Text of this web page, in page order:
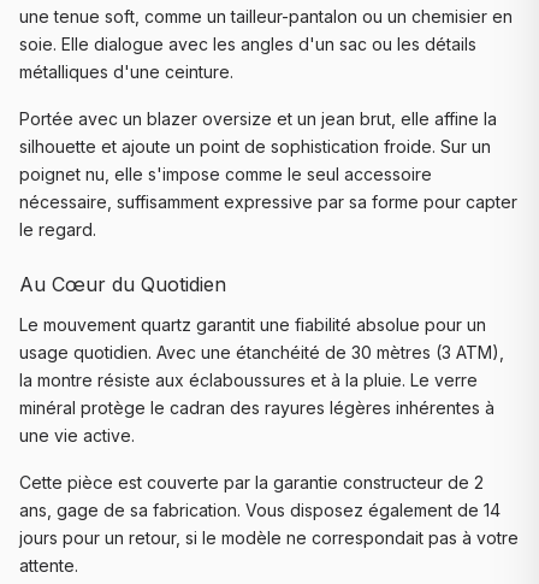
une tenue soft, comme un tailleur-pantalon ou un chemisier en
soie. Elle dialogue avec les angles d'un sac ou les détails
métalliques d'une ceinture.
Portée avec un blazer oversize et un jean brut, elle affine la
silhouette et ajoute un point de sophistication froide. Sur un
poignet nu, elle s'impose comme le seul accessoire
nécessaire, suffisamment expressive par sa forme pour capter
le regard.
Au Cœur du Quotidien
Le mouvement quartz garantit une fiabilité absolue pour un
usage quotidien. Avec une étanchéité de 30 mètres (3 ATM),
la montre résiste aux éclaboussures et à la pluie. Le verre
minéral protège le cadran des rayures légères inhérentes à
une vie active.
Cette pièce est couverte par la garantie constructeur de 2
ans, gage de sa fabrication. Vous disposez également de 14
jours pour un retour, si le modèle ne correspondait pas à votre
attente.